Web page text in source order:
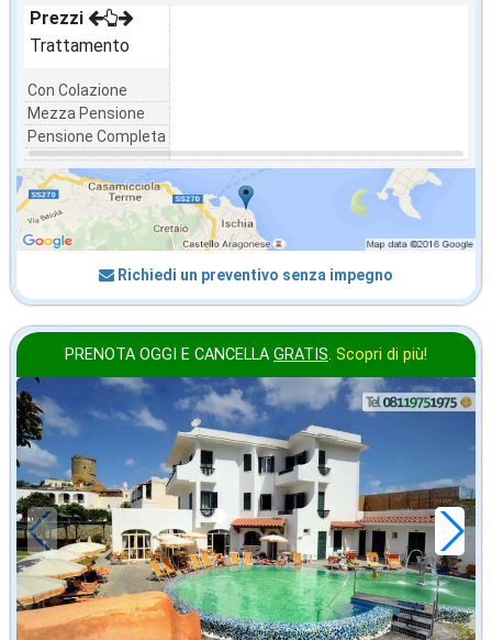
Prezzi
Trattamento
Con Colazione
Mezza Pensione
Pensione Completa
Richiedi un preventivo senza impegno
PRENOTA OGGI E CANCELLA GRATIS. Scopri di più!
in offerta da
€55,00
a notte